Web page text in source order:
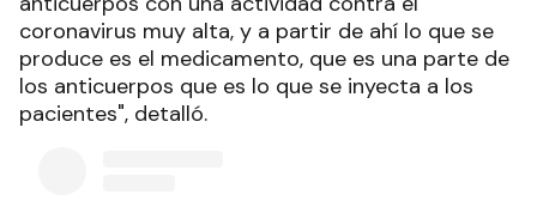
coronavirus muy alta, y a partir de ahí lo que se
produce es el medicamento, que es una parte de
los anticuerpos que es lo que se inyecta a los
pacientes", detalló.